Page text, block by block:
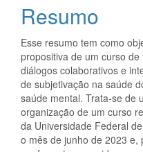
artigo
principal
Resumo
Esse resumo tem como
propositiva de um curso
diálogos colaborativos e
de subjetivação na saúde
saúde mental. Trata-se de
organização de um curso
da Universidade Federal
o mês de junho de 2023